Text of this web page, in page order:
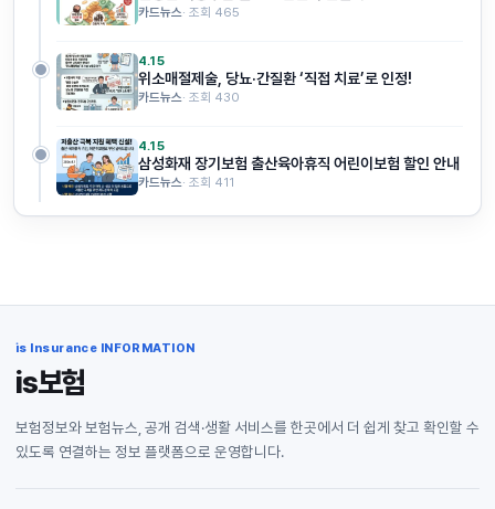
카드뉴스· 조회 465
4.15
위소매절제술, 당뇨·간질환 ‘직접 치료’로 인정!
카드뉴스· 조회 430
4.15
삼성화재 장기보험 출산육아휴직 어린이보험 할인 안내
카드뉴스· 조회 411
is Insurance INFORMATION
is보험
보험정보와 보험뉴스, 공개 검색·생활 서비스를 한곳에서 더 쉽게 찾고 확인할 수
있도록 연결하는 정보 플랫폼으로 운영합니다.